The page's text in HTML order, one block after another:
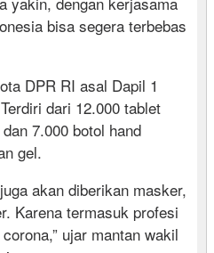
bisa segera terbebas
DPR RI asal Dapil 1
dari 12.000 tablet
7.000 botol hand
gel.
akan diberikan masker,
Karena termasuk profesi
ujar mantan wakil